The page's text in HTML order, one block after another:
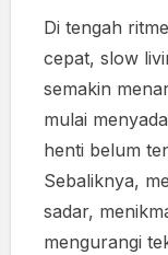
Di tengah
cepat, slow
semakin
mulai
henti belum
Sebaliknya,
sadar,
mengurangi